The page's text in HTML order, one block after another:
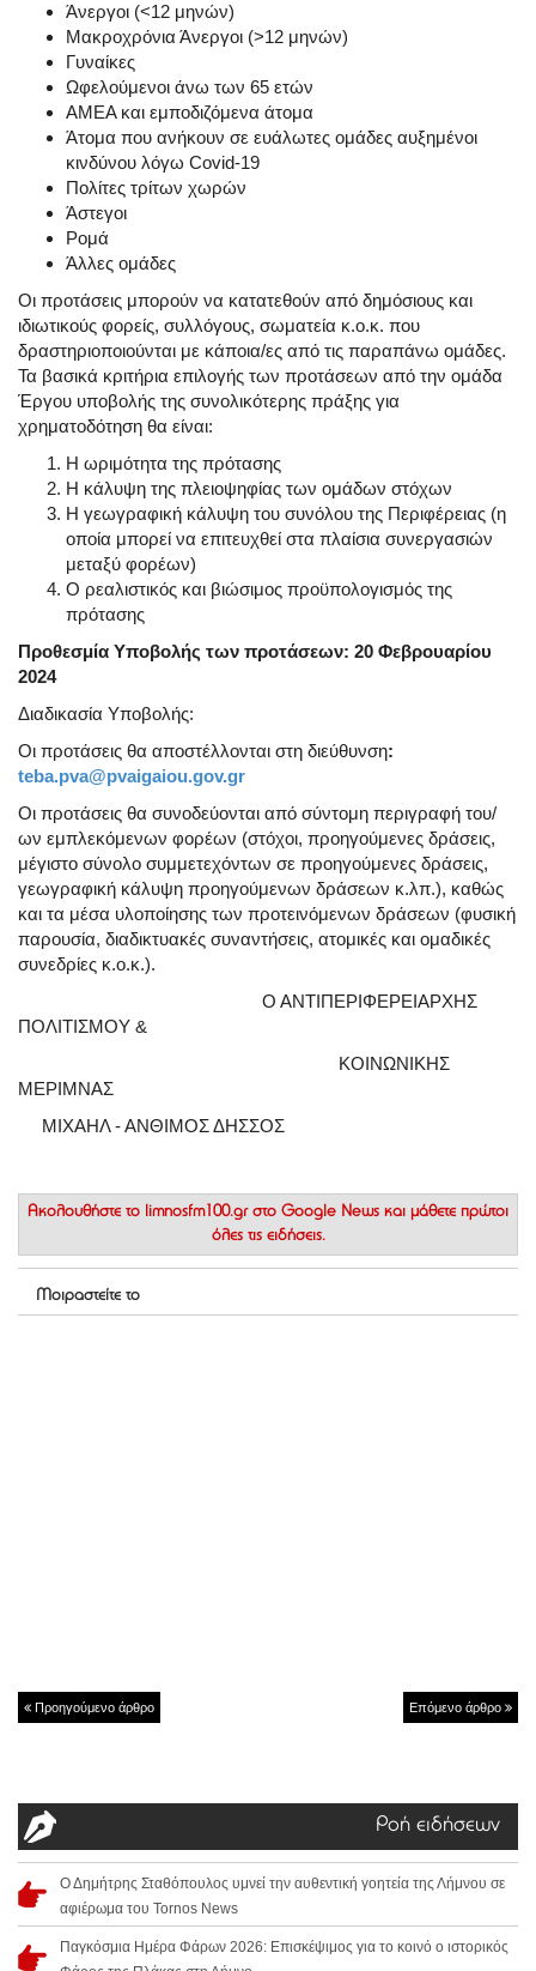
Άνεργοι (<12 μηνών)
Μακροχρόνια Άνεργοι (>12 μηνών)
Γυναίκες
Ωφελούμενοι άνω των 65 ετών
ΑΜΕΑ και εμποδιζόμενα άτομα
Άτομα που ανήκουν σε ευάλωτες ομάδες αυξημένοι
κινδύνου λόγω Covid-19
Πολίτες τρίτων χωρών
Άστεγοι
Ρομά
Άλλες ομάδες
Οι προτάσεις μπορούν να κατατεθούν από δημόσιους και
ιδιωτικούς φορείς, συλλόγους, σωματεία κ.ο.κ. που
δραστηριοποιούνται με κάποια/ες από τις παραπάνω ομάδες.
Τα βασικά κριτήρια επιλογής των προτάσεων από την ομάδα
Έργου υποβολής της συνολικότερης πράξης για
χρηματοδότηση θα είναι:
Η ωριμότητα της πρότασης
Η κάλυψη της πλειοψηφίας των ομάδων στόχων
Η γεωγραφική κάλυψη του συνόλου της Περιφέρειας (η
οποία μπορεί να επιτευχθεί στα πλαίσια συνεργασιών
μεταξύ φορέων)
Ο ρεαλιστικός και βιώσιμος προϋπολογισμός της
πρότασης
Προθεσμία Υποβολής των προτάσεων: 20 Φεβρουαρίου
2024
Διαδικασία Υποβολής:
Οι προτάσεις θα αποστέλλονται στη διεύθυνση:
teba.pva@pvaigaiou.gov.gr
Οι προτάσεις θα συνοδεύονται από σύντομη περιγραφή του/
ων εμπλεκόμενων φορέων (στόχοι, προηγούμενες δράσεις,
μέγιστο σύνολο συμμετεχόντων σε προηγούμενες δράσεις,
γεωγραφική κάλυψη προηγούμενων δράσεων κ.λπ.), καθώς
και τα μέσα υλοποίησης των προτεινόμενων δράσεων (φυσική
παρουσία, διαδικτυακές συναντήσεις, ατομικές και ομαδικές
συνεδρίες κ.ο.κ.).
Ο ΑΝΤΙΠΕΡΙΦΕΡΕΙΑΡΧΗΣ
ΠΟΛΙΤΙΣΜΟΥ &
ΚΟΙΝΩΝΙΚΗΣ
ΜΕΡΙΜΝΑΣ
ΜΙΧΑΗΛ - ΑΝΘΙΜΟΣ ΔΗΣΣΟΣ
Ακολουθήστε το limnosfm100.gr στο Google News και μάθετε πρώτοι
όλες τις ειδήσεις.
Μοιραστείτε το
Προηγούμενο άρθρο Επόμενο άρθρο
Ροή ειδήσεων
Ο Δημήτρης Σταθόπουλος υμνεί την αυθεντική γοητεία της Λήμνου σε
αφιέρωμα του Tornos News
Παγκόσμια Ημέρα Φάρων 2026: Επισκέψιμος για το κοινό ο ιστορικός